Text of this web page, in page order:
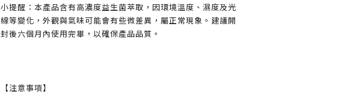
小提醒：本產品含有高濃度益生菌萃取，因環境溫度、濕度及光
線等變化，外觀與氣味可能會有些微差異，屬正常現象。建議開
封後六個月內使用完畢，以確保產品品質。
【注意事項】